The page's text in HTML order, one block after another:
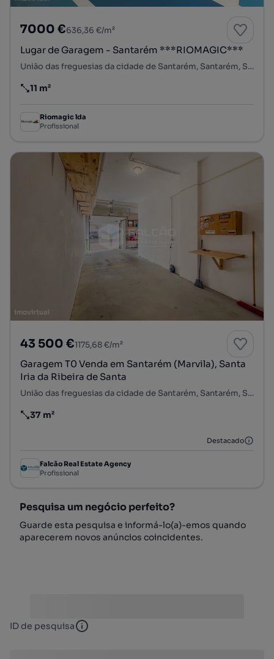
7000 €636,36 €/m²
Lugar de Garagem - Santarém ***RIOMAGIC***
União das freguesias da cidade de Santarém, Santarém, Santarém
Preço por metro quadrado
11 m²
Riomagic lda
Profissional
43 500 €1175,68 €/m²
Garagem T0 Venda em Santarém (Marvila), Santa
Iria da Ribeira de Santa
União das freguesias da cidade de Santarém, Santarém, Santarém
Preço por metro quadrado
37 m²
Destacado
Falcão Real Estate Agency
Profissional
Pesquisa um negócio perfeito?
Guarde esta pesquisa e informá-lo(a)-emos quando
aparecerem novos anúncios coincidentes.
ID de pesquisa ID de pesquisa